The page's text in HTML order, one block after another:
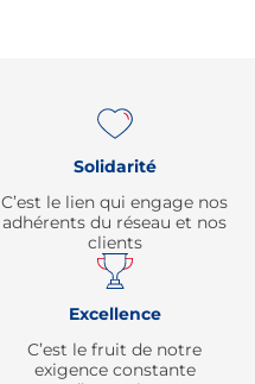
Solidarité
C’est le lien qui engage nos
adhérents du réseau et nos
clients
Excellence
C’est le fruit de notre
exigence constante